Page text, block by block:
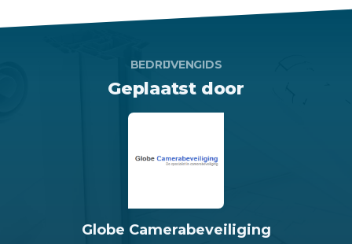
BEDRIJVENGIDS
Geplaatst door
Globe Camerabeveiliging